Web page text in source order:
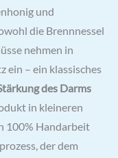
und
die Brennnessel
nehmen in
ein – ein klassisches
des Darms
in kleineren
100% Handarbeit
der dem